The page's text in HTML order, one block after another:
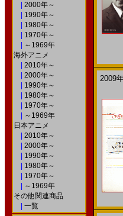
2000年～
1990年～
1980年～
1970年～
～1969年
海外アニメ
2010年～
2000年～
1990年～
1980年～
1970年～
～1969年
日本アニメ
2010年～
2000年～
1990年～
1980年～
1970年～
～1969年
その他関連商品
一覧
2009